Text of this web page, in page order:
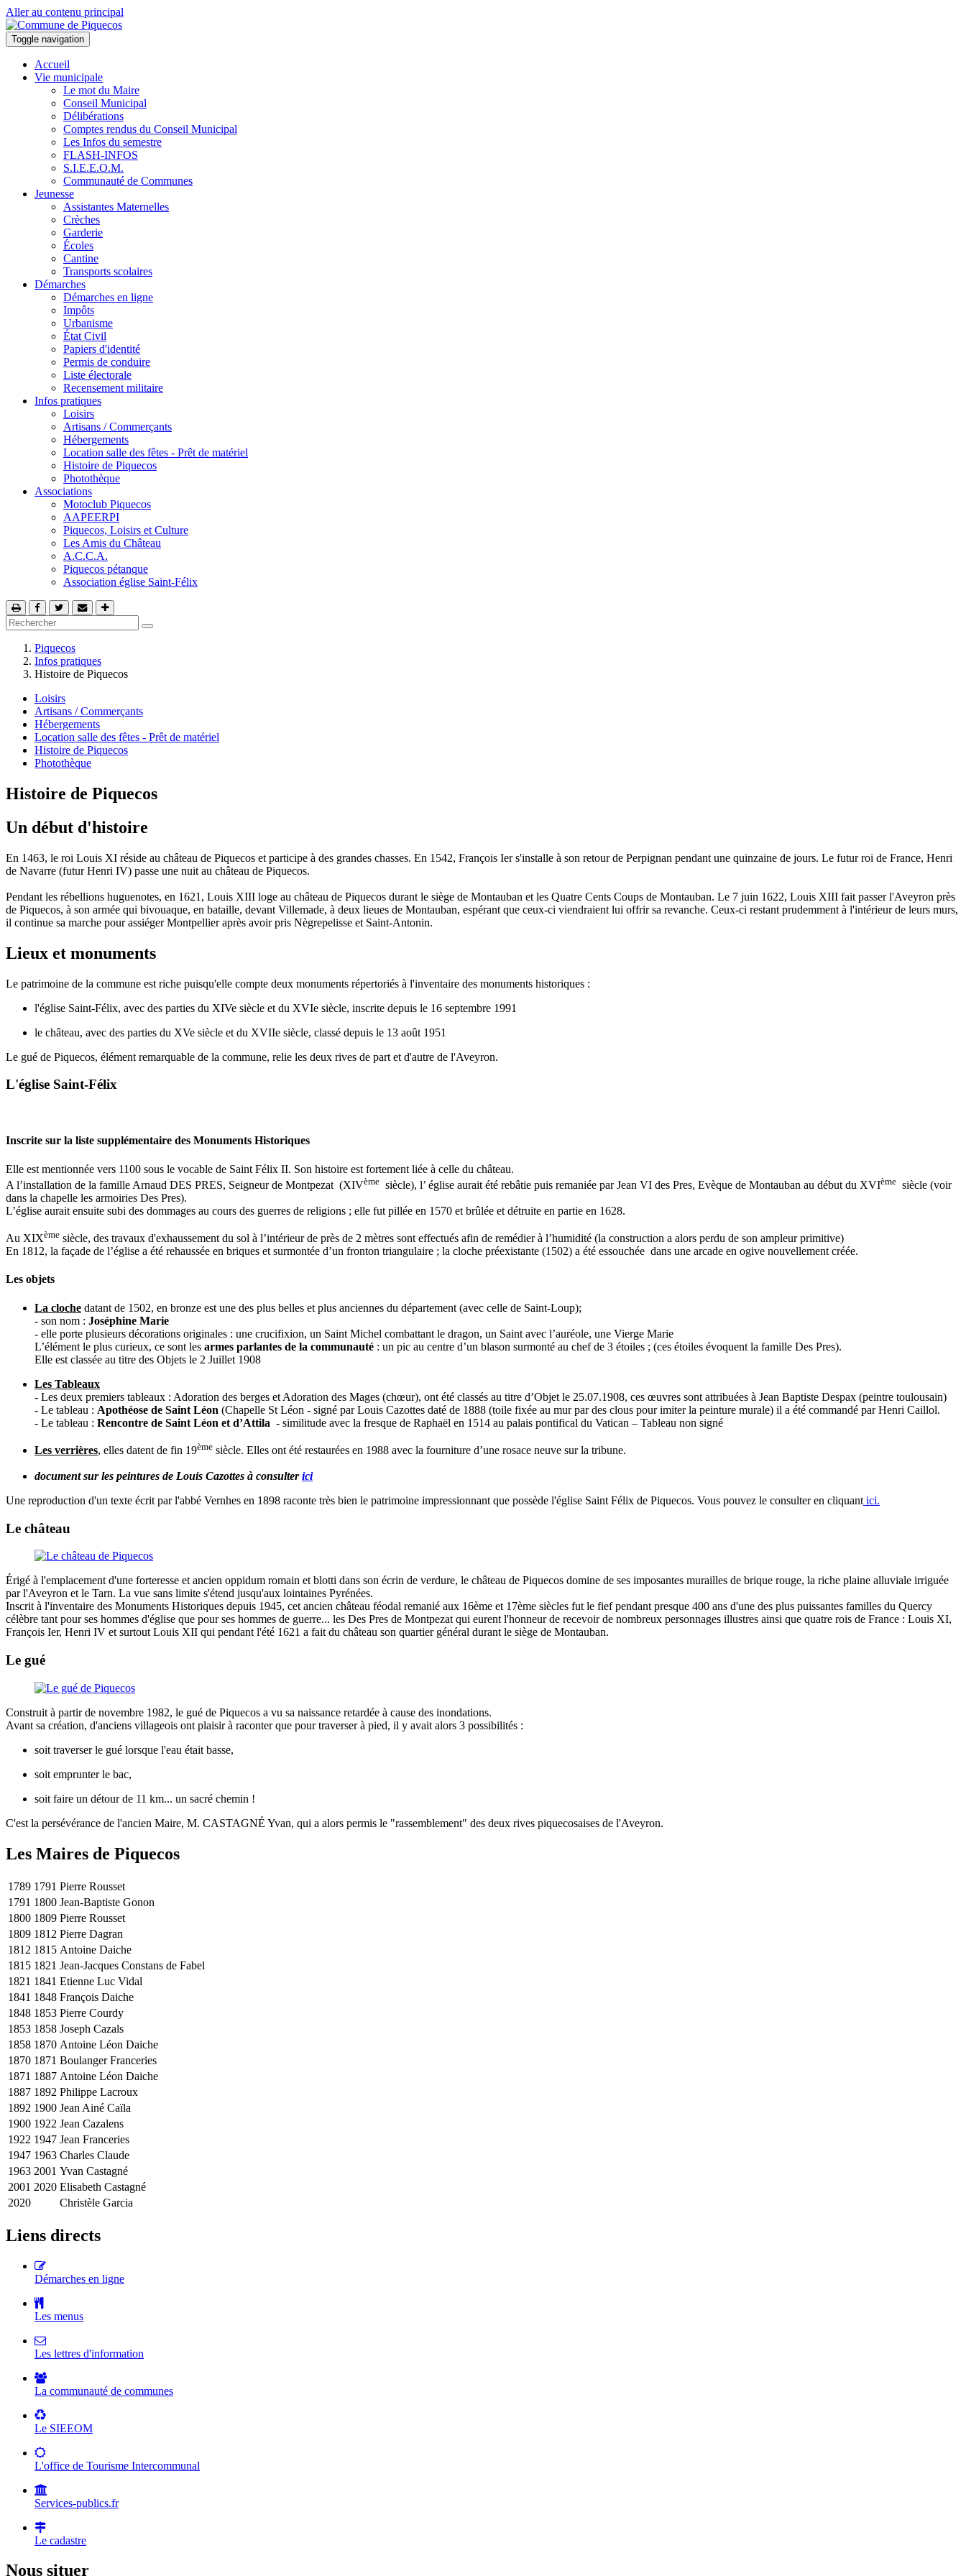
Aller au contenu principal
Toggle navigation
Accueil
Vie municipale
Le mot du Maire
Conseil Municipal
Délibérations
Comptes rendus du Conseil Municipal
Les Infos du semestre
FLASH-INFOS
S.I.E.E.O.M.
Communauté de Communes
Jeunesse
Assistantes Maternelles
Crèches
Garderie
Écoles
Cantine
Transports scolaires
Démarches
Démarches en ligne
Impôts
Urbanisme
État Civil
Papiers d'identité
Permis de conduire
Liste électorale
Recensement militaire
Infos pratiques
Loisirs
Artisans / Commerçants
Hébergements
Location salle des fêtes - Prêt de matériel
Histoire de Piquecos
Photothèque
Associations
Motoclub Piquecos
AAPEERPI
Piquecos, Loisirs et Culture
Les Amis du Château
A.C.C.A.
Piquecos pétanque
Association église Saint-Félix
Piquecos
Infos pratiques
Histoire de Piquecos
Loisirs
Artisans / Commerçants
Hébergements
Location salle des fêtes - Prêt de matériel
Histoire de Piquecos
Photothèque
Histoire de Piquecos
Un début d'histoire
En 1463, le roi Louis XI réside au château de Piquecos et participe à des grandes chasses. En 1542, François Ier s'installe à son retour de Perpignan pendant une quinzaine de jours. Le futur roi de France, Henri
de Navarre (futur Henri IV) passe une nuit au château de Piquecos.
Pendant les rébellions huguenotes, en 1621, Louis XIII loge au château de Piquecos durant le siège de Montauban et les Quatre Cents Coups de Montauban. Le 7 juin 1622, Louis XIII fait passer l'Aveyron près
de Piquecos, à son armée qui bivouaque, en bataille, devant Villemade, à deux lieues de Montauban, espérant que ceux-ci viendraient lui offrir sa revanche. Ceux-ci restant prudemment à l'intérieur de leurs murs,
il continue sa marche pour assiéger Montpellier après avoir pris Nègrepelisse et Saint-Antonin.
Lieux et monuments
Le patrimoine de la commune est riche puisqu'elle compte deux monuments répertoriés à l'inventaire des monuments historiques :
l'église Saint-Félix, avec des parties du XIVe siècle et du XVIe siècle, inscrite depuis le 16 septembre 1991
le château, avec des parties du XVe siècle et du XVIIe siècle, classé depuis le 13 août 1951
Le gué de Piquecos, élément remarquable de la commune, relie les deux rives de part et d'autre de l'Aveyron.
L'église Saint-Félix
Inscrite sur la liste supplémentaire des Monuments Historiques
Elle est mentionnée vers 1100 sous le vocable de Saint Félix II. Son histoire est fortement liée à celle du château.
A l’installation de la famille Arnaud DES PRES, Seigneur de Montpezat (XIVème siècle), l’ église aurait été rebâtie puis remaniée par Jean VI des Pres, Evèque de Montauban au début du XVIème siècle (voir
dans la chapelle les armoiries Des Pres).
L’église aurait ensuite subi des dommages au cours des guerres de religions ; elle fut pillée en 1570 et brûlée et détruite en partie en 1628.
Au XIXème siècle, des travaux d'exhaussement du sol à l’intérieur de près de 2 mètres sont effectués afin de remédier à l’humidité (la construction a alors perdu de son ampleur primitive)
En 1812, la façade de l’église a été rehaussée en briques et surmontée d’un fronton triangulaire ; la cloche préexistante (1502) a été essouchée dans une arcade en ogive nouvellement créée.
Les objets
La cloche datant de 1502, en bronze est une des plus belles et plus anciennes du département (avec celle de Saint-Loup);
- son nom : Joséphine Marie
- elle porte plusieurs décorations originales : une crucifixion, un Saint Michel combattant le dragon, un Saint avec l’auréole, une Vierge Marie
L’élément le plus curieux, ce sont les armes parlantes de la communauté : un pic au centre d’un blason surmonté au chef de 3 étoiles ; (ces étoiles évoquent la famille Des Pres).
Elle est classée au titre des Objets le 2 Juillet 1908
Les Tableaux
- Les deux premiers tableaux : Adoration des berges et Adoration des Mages (chœur), ont été classés au titre d’Objet le 25.07.1908, ces œuvres sont attribuées à Jean Baptiste Despax (peintre toulousain)
- Le tableau : Apothéose de Saint Léon (Chapelle St Léon - signé par Louis Cazottes daté de 1888 (toile fixée au mur par des clous pour imiter la peinture murale) il a été commandé par Henri Caillol.
- Le tableau : Rencontre de Saint Léon et d’Attila - similitude avec la fresque de Raphaël en 1514 au palais pontifical du Vatican – Tableau non signé
Les verrières, elles datent de fin 19ème siècle. Elles ont été restaurées en 1988 avec la fourniture d’une rosace neuve sur la tribune.
document sur les peintures de Louis Cazottes à consulterici
Une reproduction d'un texte écrit par l'abbé Vernhes en 1898 raconte très bien le patrimoine impressionnant que possède l'église Saint Félix de Piquecos. Vous pouvez le consulter en cliquant ici.
Le château
Érigé à l'emplacement d'une forteresse et ancien oppidum romain et blotti dans son écrin de verdure, le château de Piquecos domine de ses imposantes murailles de brique rouge, la riche plaine alluviale irriguée
par l'Aveyron et le Tarn. La vue sans limite s'étend jusqu'aux lointaines Pyrénées.
Inscrit à l'inventaire des Monuments Historiques depuis 1945, cet ancien château féodal remanié aux 16ème et 17ème siècles fut le fief pendant presque 400 ans d'une des plus puissantes familles du Quercy
célèbre tant pour ses hommes d'église que pour ses hommes de guerre... les Des Pres de Montpezat qui eurent l'honneur de recevoir de nombreux personnages illustres ainsi que quatre rois de France : Louis XI,
François Ier, Henri IV et surtout Louis XII qui pendant l'été 1621 a fait du château son quartier général durant le siège de Montauban.
Le gué
Construit à partir de novembre 1982, le gué de Piquecos a vu sa naissance retardée à cause des inondations.
Avant sa création, d'anciens villageois ont plaisir à raconter que pour traverser à pied, il y avait alors 3 possibilités :
soit traverser le gué lorsque l'eau était basse,
soit emprunter le bac,
soit faire un détour de 11 km... un sacré chemin !
C'est la persévérance de l'ancien Maire, M. CASTAGNÉ Yvan, qui a alors permis le "rassemblement" des deux rives piquecosaises de l'Aveyron.
Les Maires de Piquecos
1789 1791 Pierre Rousset
1791 1800 Jean-Baptiste Gonon
1800 1809 Pierre Rousset
1809 1812 Pierre Dagran
1812 1815 Antoine Daiche
1815 1821 Jean-Jacques Constans de Fabel
1821 1841 Etienne Luc Vidal
1841 1848 François Daiche
1848 1853 Pierre Courdy
1853 1858 Joseph Cazals
1858 1870 Antoine Léon Daiche
1870 1871 Boulanger Franceries
1871 1887 Antoine Léon Daiche
1887 1892 Philippe Lacroux
1892 1900 Jean Ainé Caïla
1900 1922 Jean Cazalens
1922 1947 Jean Franceries
1947 1963 Charles Claude
1963 2001 Yvan Castagné
2001 2020 Elisabeth Castagné
2020
Christèle Garcia
Liens directs
Démarches en ligne
Les menus
Les lettres d'information
La communauté de communes
Le SIEEOM
L'office de Tourisme Intercommunal
Services-publics.fr
Le cadastre
Nous situer